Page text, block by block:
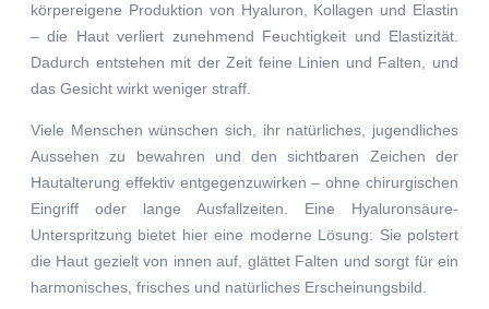
körpereigene Produktion von Hyaluron, Kollagen und Elastin
– die Haut verliert zunehmend Feuchtigkeit und Elastizität.
Dadurch entstehen mit der Zeit feine Linien und Falten, und
das Gesicht wirkt weniger straff.
Viele Menschen wünschen sich, ihr natürliches, jugendliches
Aussehen zu bewahren und den sichtbaren Zeichen der
Hautalterung effektiv entgegenzuwirken – ohne chirurgischen
Eingriff oder lange Ausfallzeiten. Eine Hyaluronsäure-
Unterspritzung bietet hier eine moderne Lösung: Sie polstert
die Haut gezielt von innen auf, glättet Falten und sorgt für ein
harmonisches, frisches und natürliches Erscheinungsbild.